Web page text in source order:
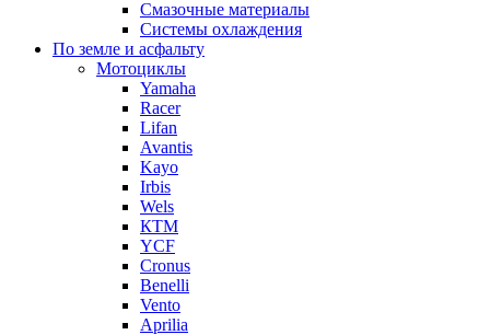
Смазочные материалы
Системы охлаждения
По земле и асфальту
Мотоциклы
Yamaha
Racer
Lifan
Avantis
Kayo
Irbis
Wels
КТМ
YCF
Cronus
Benelli
Vento
Aprilia